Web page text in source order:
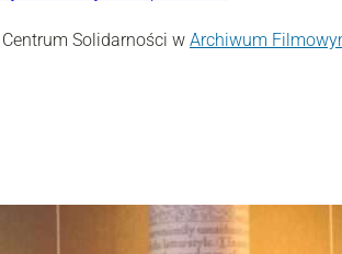
Solidarności w Archiwum